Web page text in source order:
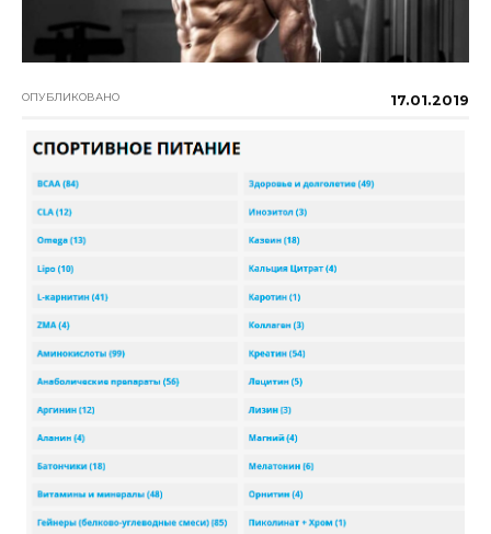
ОПУБЛИКОВАНО 17.01.2019